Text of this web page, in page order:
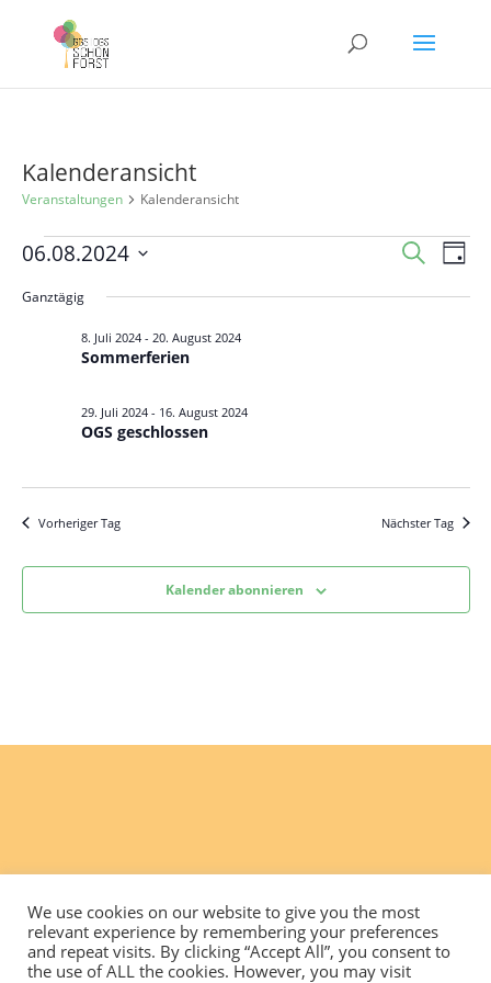
Kalenderansicht
Veranstaltungen Kalenderansicht
Veranstaltungen
6.
August
2024
und
Suche
Tag
06.08.2024
wählen.
Ganztägig
Sommerferien
8. Juli 2024- 20. August 2024
OGS geschlossen
29. Juli 2024- 16. August 2024
Vorheriger Tag Nächster Tag
Kalender abonnieren
We use cookies on our website to give you the most
relevant experience by remembering your preferences
and repeat visits. By clicking “Accept All”, you consent to
the use of ALL the cookies. However, you may visit